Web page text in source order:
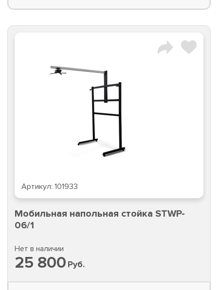
Артикул: 101933
Мобильная напольная стойка STWP-
06/1
Нет в наличии
25 800 Руб.